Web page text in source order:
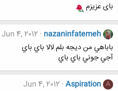
بای عزیزم
nazaninfatemeh
Jun 4, 2012
باباهي من ديجه بلم لالا باي باي
آجي جوني باي باي
A
Aspiration
Jun 4, 2012